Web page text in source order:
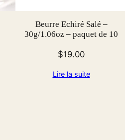
Beurre Echiré Salé –
30g/1.06oz – paquet de 10
$19.00
Lire la suite